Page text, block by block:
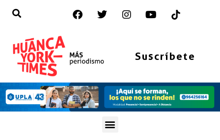
Suscríbete